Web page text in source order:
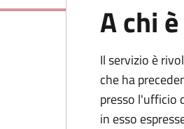
A chi
Il servizio è
che ha
presso l'ufficio
in esso